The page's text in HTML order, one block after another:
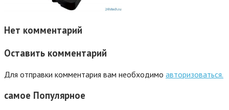
Нет комментарий
Оставить комментарий
Для отправки комментария вам необходимо авторизоваться.
самое Популярное